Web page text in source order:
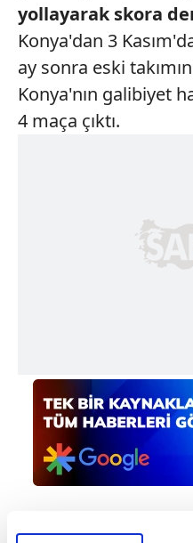
yollayarak skora
Konya'dan 3
ay sonra eski
Konya'nın galibiyet
4 maça çıktı.